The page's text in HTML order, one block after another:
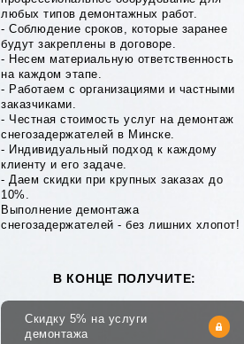
любых типов демонтажных работ.
- Соблюдение сроков, которые заранее
будут закреплены в договоре.
- Несем материальную ответственность
на каждом этапе.
- Работаем с организациями и частными
заказчиками.
- Честная стоимость услуг на демонтаж
снегозадержателей в Минске.
- Индивидуальный подход к каждому
клиенту и его задаче.
- Даем скидки при крупных заказах до
10%.
Выполнение демонтажа
снегозадержателей - без лишних хлопот!
В КОНЦЕ ПОЛУЧИТЕ:
Скидку 5% на услуги
демонтажа